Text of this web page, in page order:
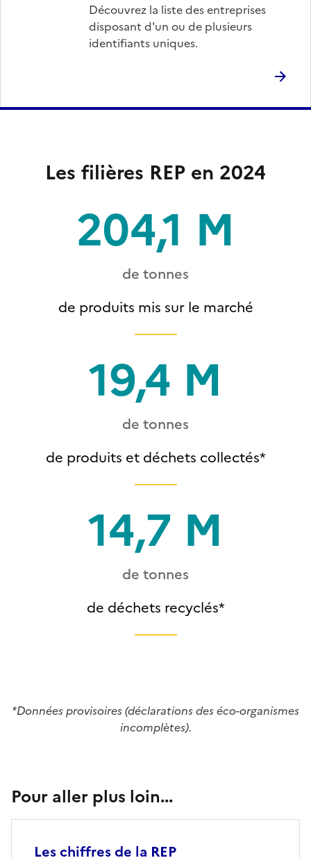
Découvrez la liste des entreprises
disposant d'un ou de plusieurs
identifiants uniques.
Les filières REP en 2024
204,1 M
de tonnes
de produits mis sur le marché
19,4 M
de tonnes
de produits et déchets collectés*
14,7 M
de tonnes
de déchets recyclés*
*Données provisoires (déclarations des éco-organismes
incomplètes).
Titre
Pour aller plus loin...
Les chiffres de la REP